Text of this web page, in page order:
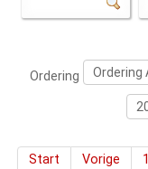
Ordering
Start Vorige 1